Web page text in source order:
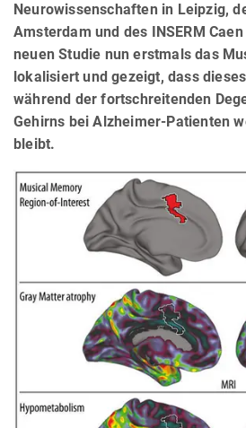
Neurowissenschaften in Leipzig,
Amsterdam und des INSERM
neuen Studie nun erstmals das
lokalisiert und gezeigt, dass
während der fortschreitenden
Gehirns bei Alzheimer-Patienten
bleibt.